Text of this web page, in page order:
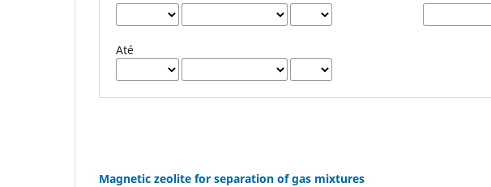
Até
Magnetic zeolite for separation of gas mixtures